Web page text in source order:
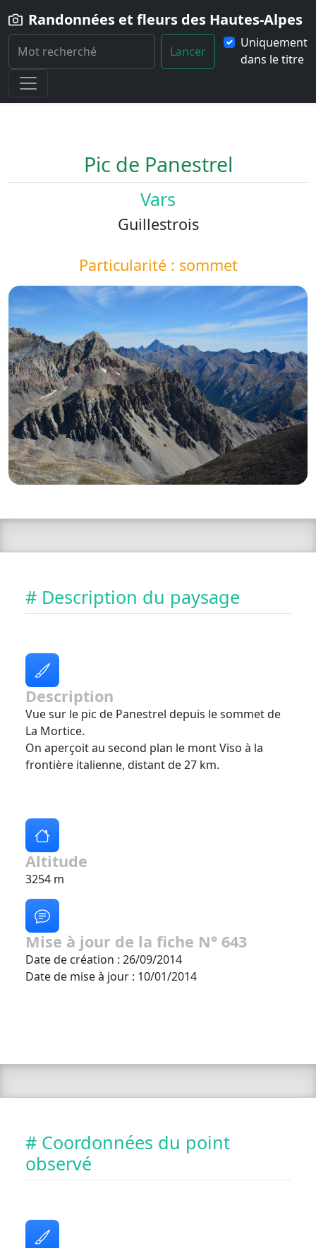
Randonnées et fleurs des Hautes-Alpes
Lancer
Uniquement
dans le titre
Home
Paysage Pic-de-Panestrel
Pic de Panestrel
Vars
Guillestrois
Particularité : sommet
# Description du paysage
Description
Vue sur le pic de Panestrel depuis le sommet de
La Mortice.
On aperçoit au second plan le mont Viso à la
frontière italienne, distant de 27 km.
Altitude
3254 m
Mise à jour de la fiche N° 643
Date de création : 26/09/2014
Date de mise à jour : 10/01/2014
# Coordonnées du point
observé